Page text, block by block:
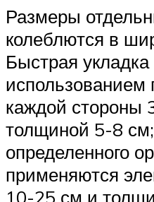
Размеры
колеблются в
Быстрая
использованием
каждой стороны
толщиной 5-8
определенного
применяются
10-25 см и